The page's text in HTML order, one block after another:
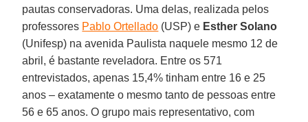
pautas conservadoras. Uma delas, realizada pelos
professores Pablo Ortellado (USP) e Esther Solano
(Unifesp) na avenida Paulista naquele mesmo 12 de
abril, é bastante reveladora. Entre os 571
entrevistados, apenas 15,4% tinham entre 16 e 25
anos – exatamente o mesmo tanto de pessoas entre
56 e 65 anos. O grupo mais representativo, com